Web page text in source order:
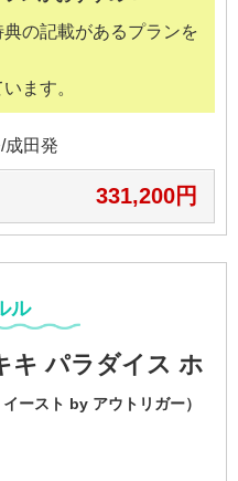
の記載があるプランを
ます。
成田発
331,200円
ル
キ パラダイス ホ
ースト by アウトリガー）